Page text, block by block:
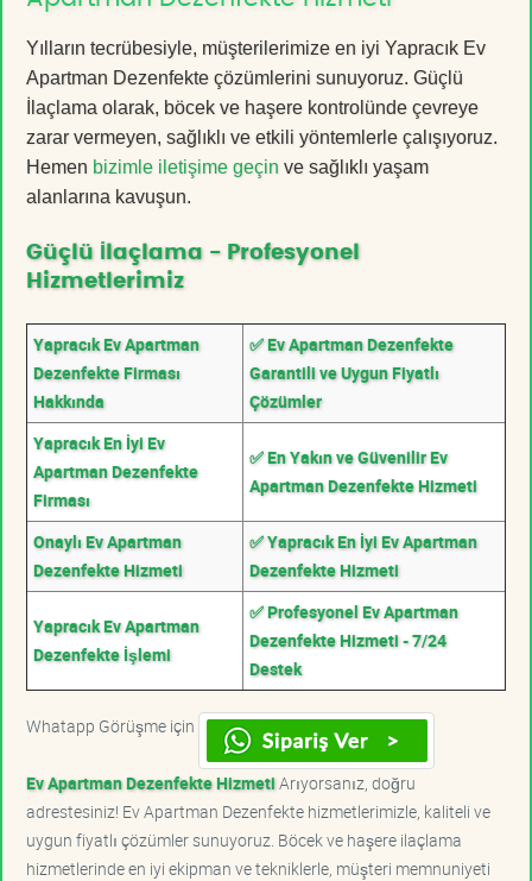
Yılların tecrübesiyle, müşterilerimize en iyi Yapracık Ev
Apartman Dezenfekte çözümlerini sunuyoruz. Güçlü
İlaçlama olarak, böcek ve haşere kontrolünde çevreye
zarar vermeyen, sağlıklı ve etkili yöntemlerle çalışıyoruz.
Hemen bizimle iletişime geçin ve sağlıklı yaşam
alanlarına kavuşun.
Güçlü İlaçlama - Profesyonel
Hizmetlerimiz
Yapracık Ev Apartman
Dezenfekte Firması
Hakkında
✅ Ev Apartman Dezenfekte
Garantili ve Uygun Fiyatlı
Çözümler
Yapracık En İyi Ev
Apartman Dezenfekte
Firması
✅ En Yakın ve Güvenilir Ev
Apartman Dezenfekte Hizmeti
Onaylı Ev Apartman
Dezenfekte Hizmeti
✅ Yapracık En İyi Ev Apartman
Dezenfekte Hizmeti
Yapracık Ev Apartman
Dezenfekte İşlemi
✅ Profesyonel Ev Apartman
Dezenfekte Hizmeti - 7/24
Destek
Whatapp Görüşme için
Ev Apartman Dezenfekte HizmetiArıyorsanız, doğru
adrestesiniz! Ev Apartman Dezenfekte hizmetlerimizle, kaliteli ve
uygun fiyatlı çözümler sunuyoruz. Böcek ve haşere ilaçlama
hizmetlerinde en iyi ekipman ve tekniklerle, müşteri memnuniyeti